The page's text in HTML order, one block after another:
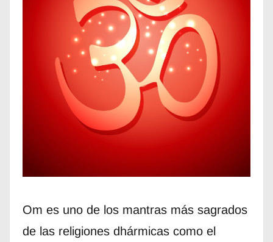
Om es uno de los mantras más sagrados
de las religiones dhármicas como el